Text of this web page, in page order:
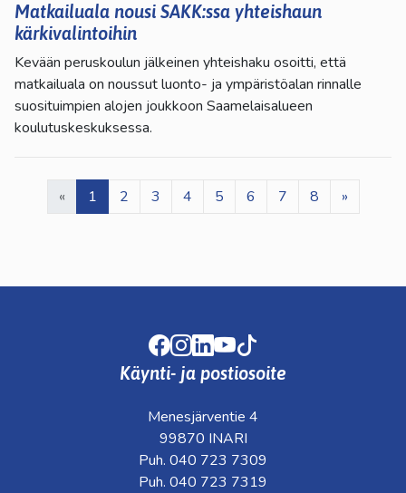
Matkailuala nousi SAKK:ssa yhteishaun
kärkivalintoihin
Kevään peruskoulun jälkeinen yhteishaku osoitti, että
matkailuala on noussut luonto- ja ympäristöalan rinnalle
suosituimpien alojen joukkoon Saamelaisalueen
koulutuskeskuksessa.
« 1 2 3 4 5 6 7 8 »
Facebook
Instagram
LinkedIn
Youtube
Käynti- ja postiosoite
Menesjärventie 4
99870 INARI
Puh. 040 723 7309
Puh. 040 723 7319